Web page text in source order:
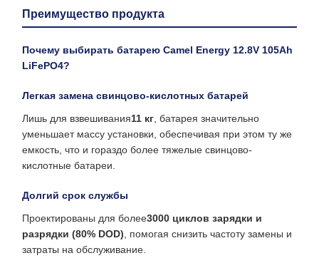
Преимущество продукта
Почему выбирать батарею Camel Energy 12.8V 105Ah
LiFePO4?
Легкая замена свинцово-кислотных батарей
Лишь для взвешивания11 кг , батарея значительно
уменьшает массу установки, обеспечивая при этом ту же
емкость, что и гораздо более тяжелые свинцово-
кислотные батареи.
Долгий срок службы
Проектированы для более3000 циклов зарядки и
разрядки (80% DOD) , помогая снизить частоту замены и
затраты на обслуживание.